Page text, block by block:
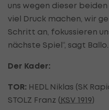
uns wegen dieser
viel Druck machen, wir
Schritt an, fokussieren
nächste Spiel“, sagt Ballo.
Der Kader:
TOR: HEDL Niklas (SK
STOLZ Franz (KSV 1919)